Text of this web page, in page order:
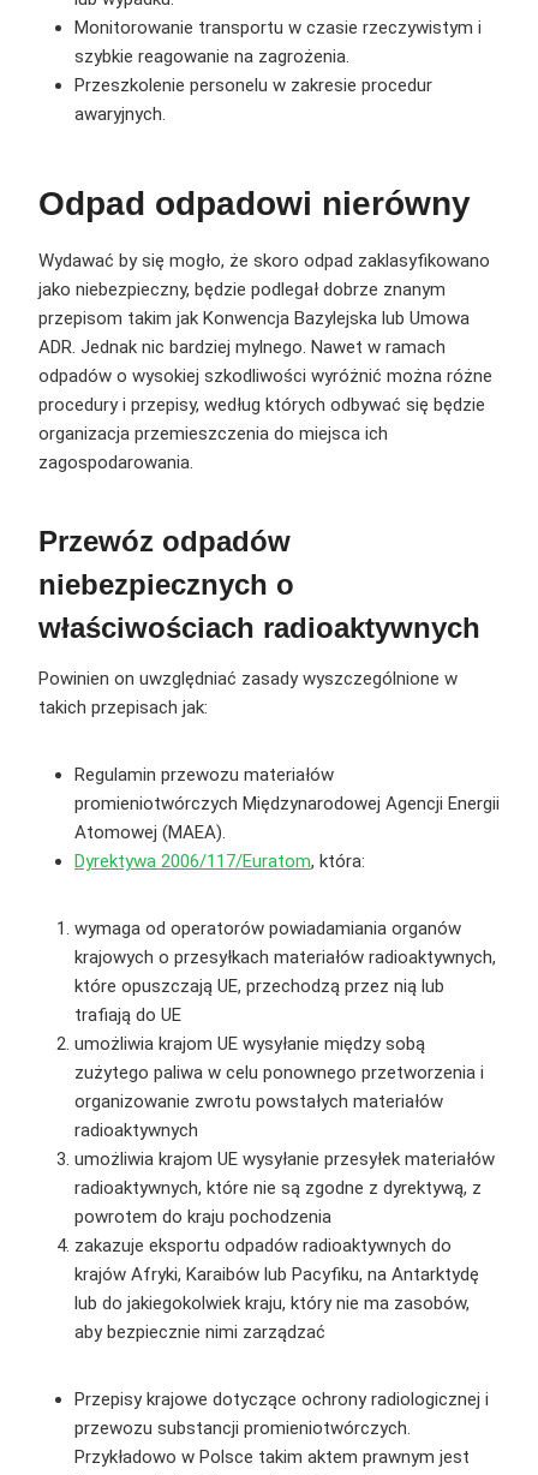
Monitorowanie transportu w czasie rzeczywistym i
szybkie reagowanie na zagrożenia.
Przeszkolenie personelu w zakresie procedur
awaryjnych.
Odpad odpadowi nierówny
Wydawać by się mogło, że skoro odpad zaklasyfikowano
jako niebezpieczny, będzie podlegał dobrze znanym
przepisom takim jak Konwencja Bazylejska lub Umowa
ADR. Jednak nic bardziej mylnego. Nawet w ramach
odpadów o wysokiej szkodliwości wyróżnić można różne
procedury i przepisy, według których odbywać się będzie
organizacja przemieszczenia do miejsca ich
zagospodarowania.
Przewóz odpadów
niebezpiecznych o
właściwościach radioaktywnych
Powinien on uwzględniać zasady wyszczególnione w
takich przepisach jak:
Regulamin przewozu materiałów
promieniotwórczych Międzynarodowej Agencji Energii
Atomowej (MAEA).
Dyrektywa 2006/117/Euratom, która:
wymaga od operatorów powiadamiania organów
krajowych o przesyłkach materiałów radioaktywnych,
które opuszczają UE, przechodzą przez nią lub
trafiają do UE
umożliwia krajom UE wysyłanie między sobą
zużytego paliwa w celu ponownego przetworzenia i
organizowanie zwrotu powstałych materiałów
radioaktywnych
umożliwia krajom UE wysyłanie przesyłek materiałów
radioaktywnych, które nie są zgodne z dyrektywą, z
powrotem do kraju pochodzenia
zakazuje eksportu odpadów radioaktywnych do
krajów Afryki, Karaibów lub Pacyfiku, na Antarktydę
lub do jakiegokolwiek kraju, który nie ma zasobów,
aby bezpiecznie nimi zarządzać
Przepisy krajowe dotyczące ochrony radiologicznej i
przewozu substancji promieniotwórczych.
Przykładowo w Polsce takim aktem prawnym jest